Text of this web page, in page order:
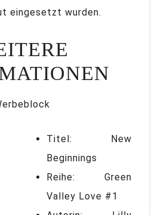
eingesetzt wurden.
Titel: New
Beginnings
Reihe: Green
Valley Love #1